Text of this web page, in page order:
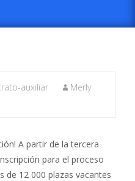
auxiliar
Merly
A partir de la tercera
para el proceso
de 12 000 plazas vacantes